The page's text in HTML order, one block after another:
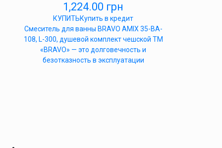
1,224.00 грн
КУПИТЬКупить в кредит
Cмеситель для ванны BRAVO AMIX 35-BA-
108, L-300, душевой комплект чешской ТМ
«BRAVO» — это долговечность и
безотказность в эксплуатации